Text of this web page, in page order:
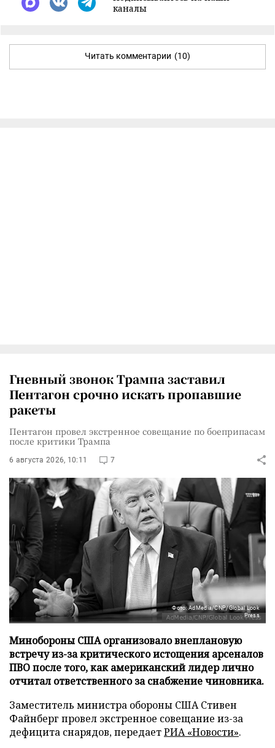
каналы
Читать комментарии (10)
Гневный звонок Трампа заставил
Пентагон срочно искать пропавшие
ракеты
Пентагон провел экстренное совещание по боеприпасам
после критики Трампа
6 августа 2026, 10:11 7
Фото: AdMedia/CNP/Global Look
Press
Минобороны США организовало внеплановую
встречу из-за критического истощения арсеналов
ПВО после того, как американский лидер лично
отчитал ответственного за снабжение чиновника.
Заместитель министра обороны США Стивен
Файнберг провел экстренное совещание из-за
дефицита снарядов, передаетРИА «Новости».